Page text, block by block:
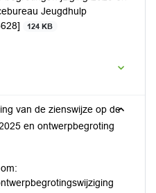
Jeugdhulp
124 KB
van de zienswijze op de
en ontwerpbegroting